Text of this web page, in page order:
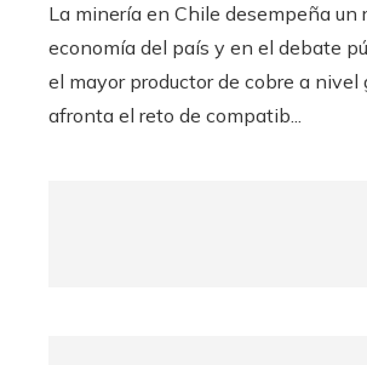
La minería en Chile desempeña un
economía del país y en el debate
el mayor productor de cobre a nivel
afronta el reto de compatib...